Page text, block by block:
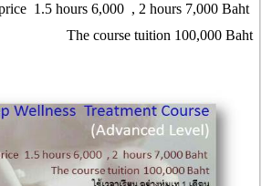
1.5 hours 6,000 , 2 hours 7,000 Baht
The course tuition 100,000 Baht